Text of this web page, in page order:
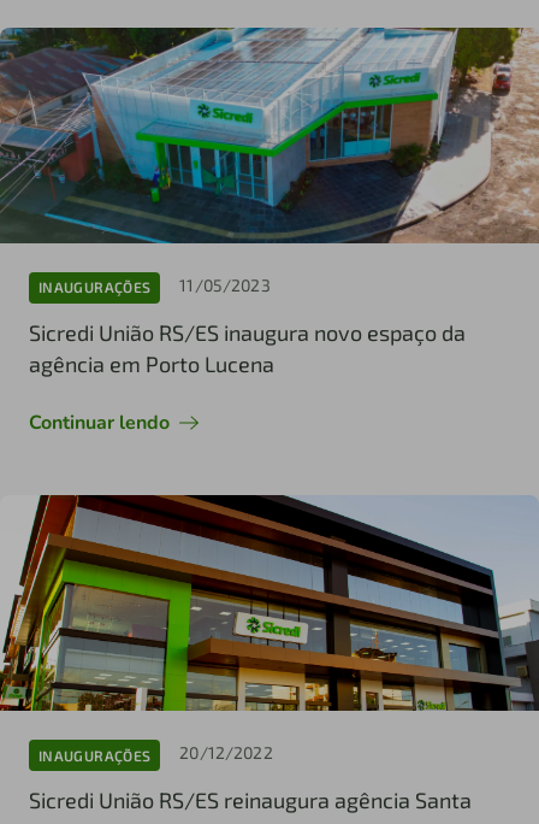
INAUGURAÇÕES 11/05/2023
Sicredi União RS/ES inaugura novo espaço da
agência em Porto Lucena
Continuar lendo
INAUGURAÇÕES 20/12/2022
Sicredi União RS/ES reinaugura agência Santa